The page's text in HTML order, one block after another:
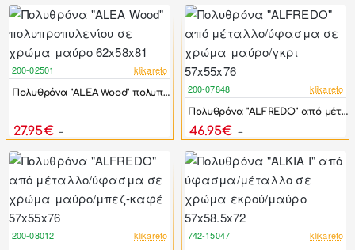
-46%
200-02501 klikareto
Πολυθρόνα "ALEA Wood" πολυπροπυλενίου σε χρώμα μαύρο 62x58x81
27.95€
-46%
200-07848 klikareto
Πολυθρόνα "ALFREDO" από μέταλλο/ύφασμα σε χρώμα μαύρο/γκρι 57x55x76
46.95€
-46%
200-08012 klikareto -17%
742-15047 klikareto